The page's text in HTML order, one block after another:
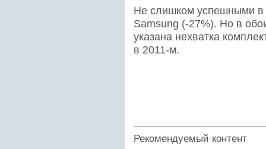
Не слишком успешными в
Samsung (-27%). Но в
указана нехватка
в 2011-м.
Рекомендуемый контент